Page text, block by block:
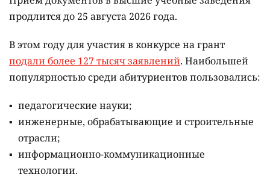
продлится до 25 августа 2026 года.
В этом году для участия в конкурсе на грант
подали более 127 тысяч заявлений. Наибольшей
популярностью среди абитуриентов пользовались:
педагогические науки;
инженерные, обрабатывающие и строительные
отрасли;
информационно-коммуникационные
технологии.